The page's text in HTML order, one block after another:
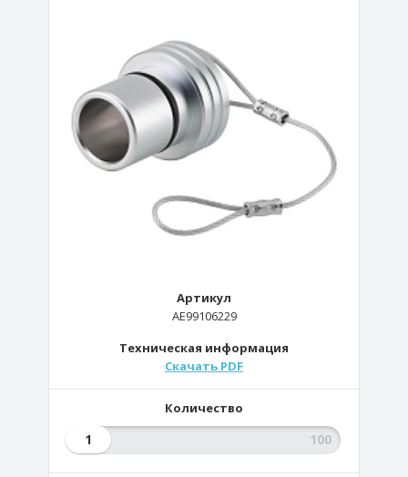
Артикул
AE99106229
Техническая информация
Скачать PDF
Количество
1